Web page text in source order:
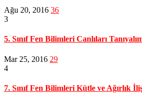
Ağu 20, 2016 36
3
5. Sınıf Fen Bilimleri Canlıları
Mar 25, 2016 29
4
7. Sınıf Fen Bilimleri Kütle ve Ağırlık